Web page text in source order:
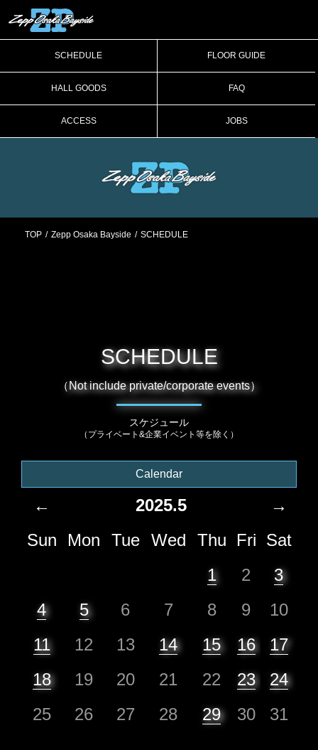
SCHEDULE FLOOR GUIDE
HALL GOODS FAQ
ACCESS JOBS
TOP Zepp Osaka Bayside SCHEDULE
SCHEDULE
（Not include private/corporate events）
スケジュール
（プライベート&企業イベント等を除く）
Calendar
← 2025.5
→
Sun
Mon Tue Wed Thu Fri Sat
1
2
3
4
5 6 7 8 9
10
11
12 13 14 15 16
17
18
19 20 21 22 23
24
25
26 27 28 29 30 31